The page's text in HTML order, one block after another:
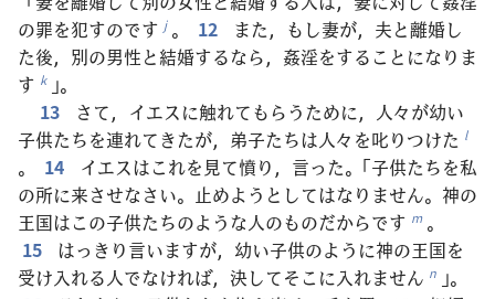
の罪を犯すのです j 。 12
また，もし妻が，夫と離婚し
た後，別の男性と結婚するなら，姦淫をすることになりま
す k 」。
13
さて，イエスに触れてもらうために，人々が幼い
子供たちを連れてきたが，弟子たちは人々を叱りつけた l
。 14
イエスはこれを見て憤り，言った。「子供たちを私
の所に来させなさい。止めようとしてはなりません。神の
王国はこの子供たちのような人のものだからです m 。
15
はっきり言いますが，幼い子供のように神の王国を
受け入れる人でなければ，決してそこに入れません n 」。